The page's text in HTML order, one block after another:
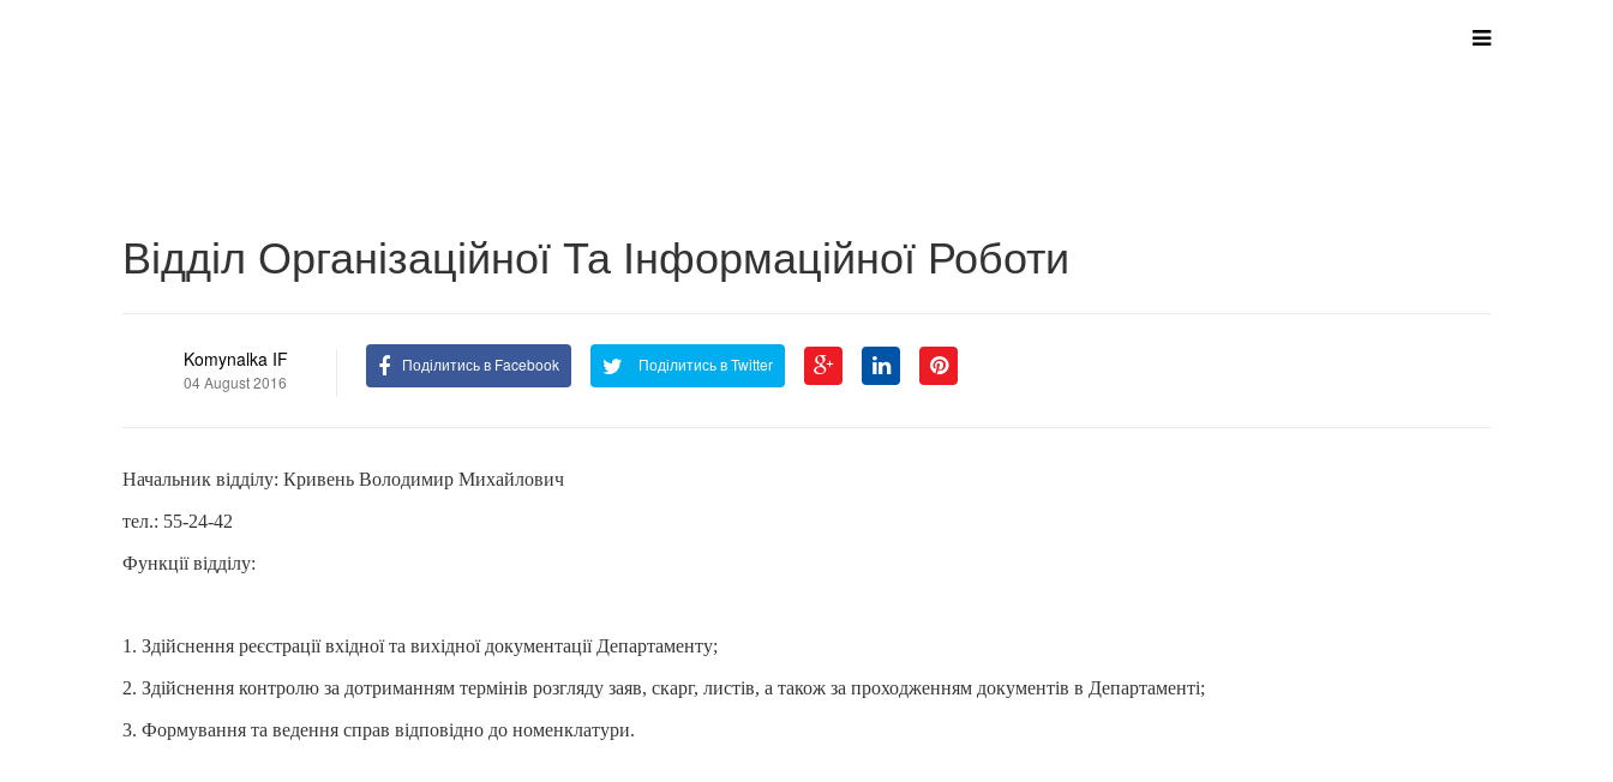
Відділ Організаційної Та Інформаційної Роботи
Komynalka IF
04 August 2016
Поділитись в Facebook Поділитись в Twitter
Начальник відділу: Кривень Володимир Михайлович
тел.: 55-24-42
Функції відділу:
1. Здійснення реєстрації вхідної та вихідної документації Департаменту;
2. Здійснення контролю за дотриманням термінів розгляду заяв, скарг, листів, а також за проходженням документів в Департаменті;
3. Формування та ведення справ відповідно до номенклатури.